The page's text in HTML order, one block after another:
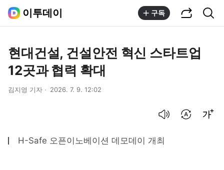
이투데이 구독
현대건설, 건설안전 혁신 스타트업
12곳과 협력 확대
김지영 기자 2026. 7. 9. 12:02
H-Safe 오픈이노베이션 데모데이 개최